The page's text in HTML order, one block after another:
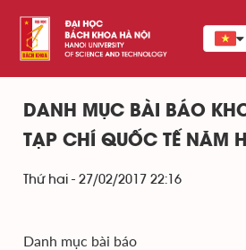
DANH MỤC BÀI BÁO
TẠP CHÍ QUỐC TẾ NĂM
Thứ hai - 27/02/2017 22:16
Danh mục bài báo